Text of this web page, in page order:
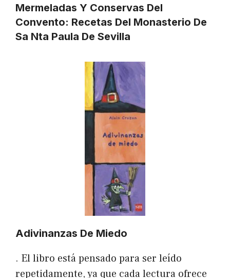
Mermeladas Y Conservas Del
Convento: Recetas Del Monasterio De
Sa Nta Paula De Sevilla
Adivinanzas De Miedo
. El libro está pensado para ser leído
repetidamente, ya que cada lectura ofrece